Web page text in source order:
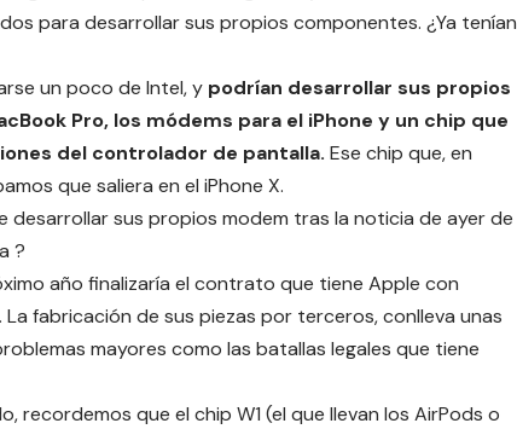
para desarrollar sus propios componentes. ¿Ya tenían
un poco de Intel, y podrían desarrollar sus propios
Pro, los módems para el iPhone y un chip que
del controlador de pantalla. Ese chip que, en
que saliera en el iPhone X.
sus propios modem tras la noticia de ayer de
?
año finalizaría el contrato que tiene Apple con
fabricación de sus piezas por terceros, conlleva unas
mayores como las batallas legales que tiene
recordemos que el chip W1 (el que llevan los AirPods o